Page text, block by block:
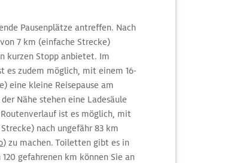
Pausenplätze antreffen. Nach
7 km (einfache Strecke)
kurzen Stopp anbietet. Im
es zudem möglich, mit einem 16-
eine kleine Reisepause am
Nähe stehen eine Ladesäule
ist es möglich, mit
nach ungefähr 83 km
) zu machen. Toiletten gibt es in
gefahrenen km können Sie an